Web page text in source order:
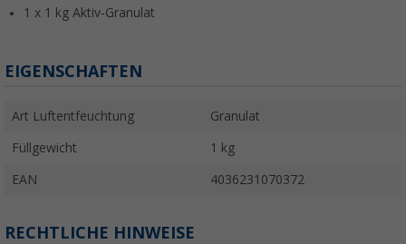
1 x 1 kg Aktiv-Granulat
EIGENSCHAFTEN
Art Luftentfeuchtung Granulat
Füllgewicht 1 kg
EAN 4036231070372
RECHTLICHE HINWEISE